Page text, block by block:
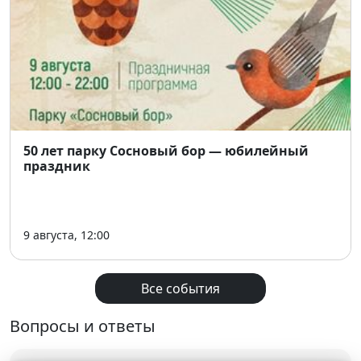
50 лет парку Сосновый бор — юбилейный
праздник
9 августа, 12:00
Все события
Вопросы и ответы